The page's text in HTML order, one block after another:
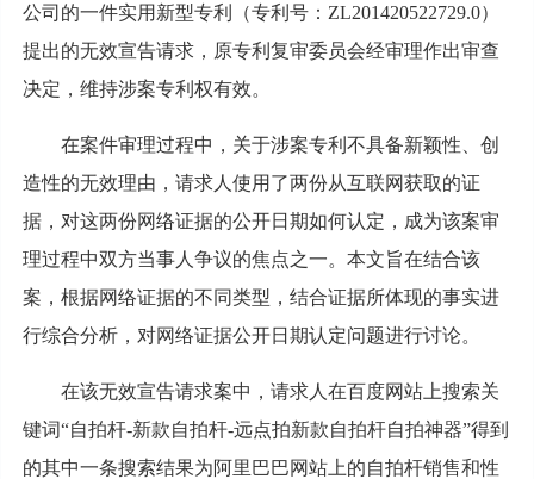
公司的一件实用新型专利（专利号：ZL201420522729.0）
提出的无效宣告请求，原专利复审委员会经审理作出审查
决定，维持涉案专利权有效。
在案件审理过程中，关于涉案专利不具备新颖性、创
造性的无效理由，请求人使用了两份从互联网获取的证
据，对这两份网络证据的公开日期如何认定，成为该案审
理过程中双方当事人争议的焦点之一。本文旨在结合该
案，根据网络证据的不同类型，结合证据所体现的事实进
行综合分析，对网络证据公开日期认定问题进行讨论。
在该无效宣告请求案中，请求人在百度网站上搜索关
键词“自拍杆-新款自拍杆-远点拍新款自拍杆自拍神器”得到
的其中一条搜索结果为阿里巴巴网站上的自拍杆销售和性